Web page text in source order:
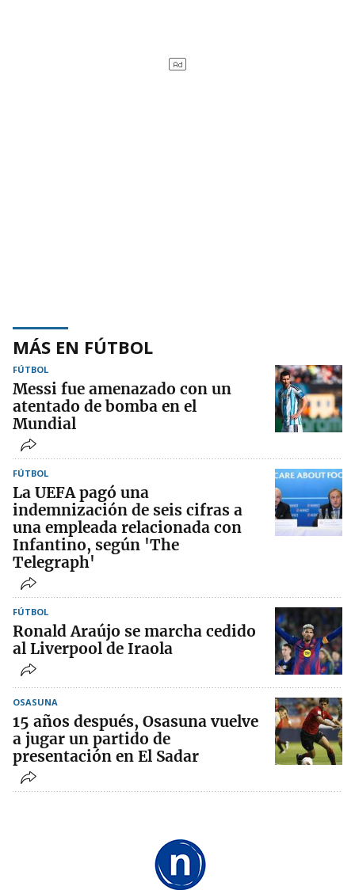
MÁS EN FÚTBOL
FÚTBOL
Messi fue amenazado con un
atentado de bomba en el
Mundial
FÚTBOL
La UEFA pagó una
indemnización de seis cifras a
una empleada relacionada con
Infantino, según 'The
Telegraph'
FÚTBOL
Ronald Araújo se marcha cedido
al Liverpool de Iraola
OSASUNA
15 años después, Osasuna vuelve
a jugar un partido de
presentación en El Sadar